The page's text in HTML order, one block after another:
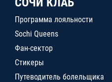
Программа лояльности
Sochi Queens
Фан-сектор
Стикеры
Путеводитель болельщика